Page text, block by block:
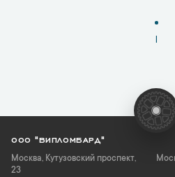
1
ООО "ВИПЛОМБАРД"
Москва, Кутузовский проспект,
23